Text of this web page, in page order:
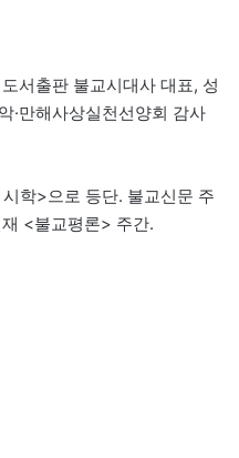
서출판 불교시대사 대표, 성
·만해사상실천선양회 감사
학>으로 등단. 불교신문 주
<불교평론> 주간.